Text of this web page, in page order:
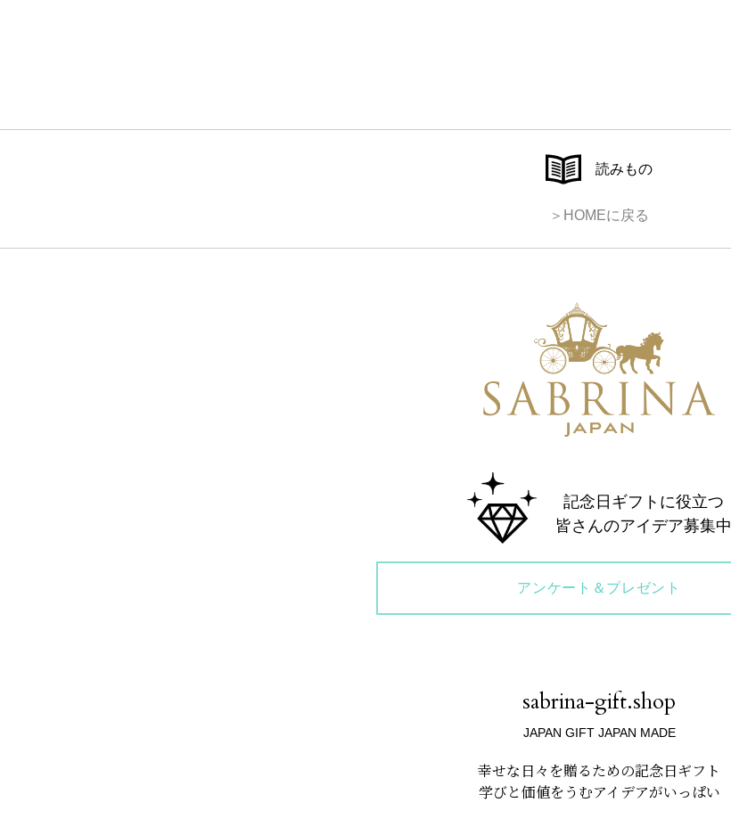
読みもの
＞HOMEに戻る
記念日ギフトに役立つ
皆さんのアイデア募集中
アンケート＆プレゼント
sabrina-gift.shop
JAPAN GIFT JAPAN MADE
幸せな日々を贈るための記念日ギフト
学びと価値をうむアイデアがいっぱい